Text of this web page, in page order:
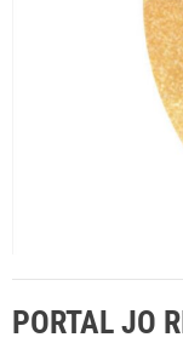
PORTAL JO